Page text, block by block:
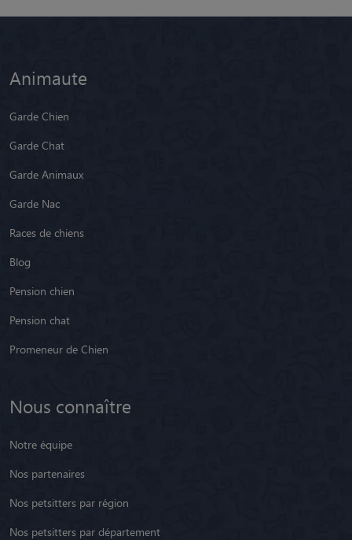
Animaute
Garde Chien
Garde Chat
Garde Animaux
Garde Nac
Races de chiens
Blog
Pension chien
Pension chat
Promeneur de Chien
Nous connaître
Notre équipe
Nos partenaires
Nos petsitters par région
Nos petsitters par département